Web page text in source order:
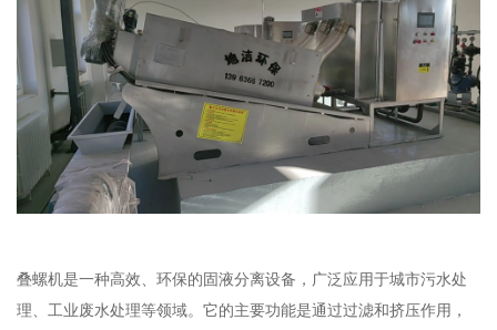
叠螺机是一种高效、环保的固液分离设备，广泛应用于城市污水处
理、工业废水处理等领域。它的主要功能是通过过滤和挤压作用，